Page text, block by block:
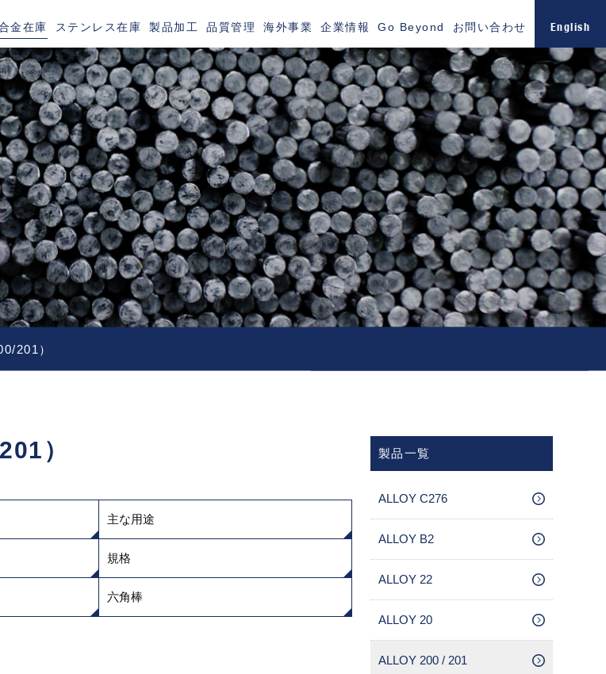
金在庫 ステンレス在庫 製品加工 品質管理 海外事業 企業情報 Go Beyond お問い合わせ English
201）
）
主な用途
規格
六角棒
製品一覧
ALLOY C276
ALLOY B2
ALLOY 22
ALLOY 20
ALLOY 200 / 201